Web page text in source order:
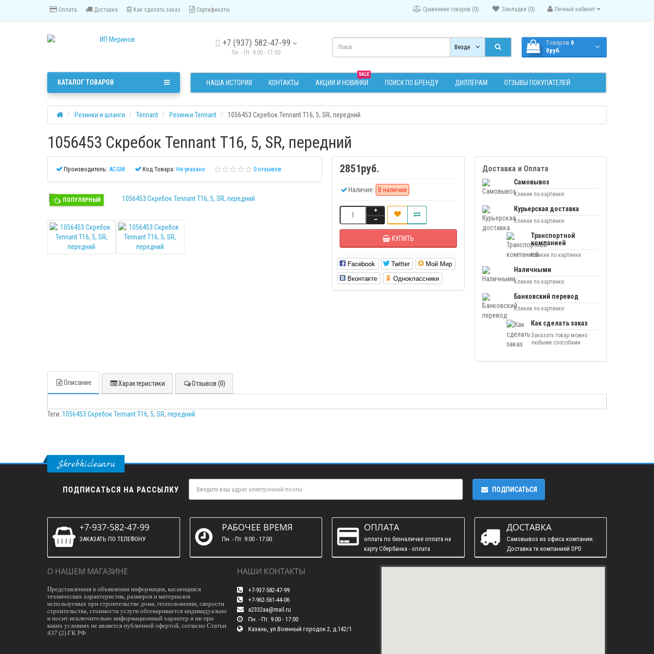
Оплата Доставка Как сделать заказ Сертификаты Личный кабинет
Закладки (0)
Сравнение товаров (0)
+7 (937) 582-47-99
Пн. - Пт. 9:00 - 17:00
Везде
Tоваров 0
0руб.
НАША ИСТОРИЯ КОНТАКТЫ
SALE
АКЦИИ И НОВИНКИ ПОИСК ПО БРЕНДУ ДИЛЛЕРАМ ОТЗЫВЫ ПОКУПАТЕЛЕЙ
КАТАЛОГ ТОВАРОВ
Резинки и шланги Tennant Резинки Tennant 1056453 Скребок Tennant Т16, 5, SR, передний
1056453 Скребок Tennant Т16, 5, SR, передний
Производитель: ACGM Код Товара: Не указано 0 отзывов
ПОПУЛЯРНЫЙ
2851руб.
Наличие: В наличии
КУПИТЬ
Facebook Twitter
Мой Мир
Вконтакте
Одноклассники
Доставка и Оплата
Самовывоз
Кликни по картинке
Курьерская доставка
Кликни по картинке
Транспортной
компанией
Кликни по картинке
Наличными
Кликни по картинке
Банковский перевод
Кликни по картинке
Как сделать заказ
Заказать товар можно
любыми способами
Описание Характеристики Отзывов (0)
Теги: 1056453 Скребок Tennant Т16, 5, SR, передний
Skrebkiclean.ru
ПОДПИСАТЬСЯ НА РАССЫЛКУ ПОДПИСАТЬСЯ
+7-937-582-47-99
ЗАКАЗАТЬ ПО ТЕЛЕФОНУ
РАБОЧЕЕ ВРЕМЯ
Пн. - Пт. 9:00 - 17:00
ОПЛАТА
оплата по безналичке оплата на
карту Сбербанка - оплата
наличними
ДОСТАВКА
Самовывоз из офиса компании.
Доставка тк компанией DPD
О НАШЕМ МАГАЗИНЕ
Представленная в объявлении информация, касающаяся
технических характеристик, размеров и материалов
используемых при строительстве дома, геоположении, скорости
строительства, стоимости услуги обговаривается индивидуально
и носит исключительно информационный характер и ни при
каких условиях не является публичной офертой, согласно Статьи
437 (2) ГК РФ.
НАШИ КОНТАКТЫ
+7-937-582-47-99
+7-962-561-44-06
a2332aa@mail.ru
Пн. - Пт. 9:00 - 17:00
Казань, ул.Военный городок 2, д.142/1